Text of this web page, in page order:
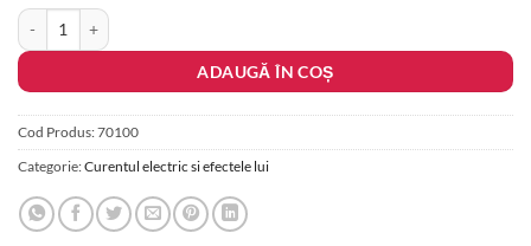
fost:
225.00 lei.
150.00 lei.
Cantitate Legarea in serie si in paralel, 5 becuri pe suport
ADAUGĂ ÎN COȘ
Cod Produs:70100
Categorie:Curentul electric si efectele lui